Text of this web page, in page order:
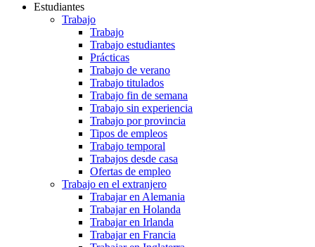
Estudiantes
Trabajo
Trabajo
Trabajo estudiantes
Prácticas
Trabajo de verano
Trabajo titulados
Trabajo fin de semana
Trabajo sin experiencia
Trabajo por provincia
Tipos de empleos
Trabajo temporal
Trabajos desde casa
Ofertas de empleo
Trabajo en el extranjero
Trabajar en Alemania
Trabajar en Holanda
Trabajar en Irlanda
Trabajar en Francia